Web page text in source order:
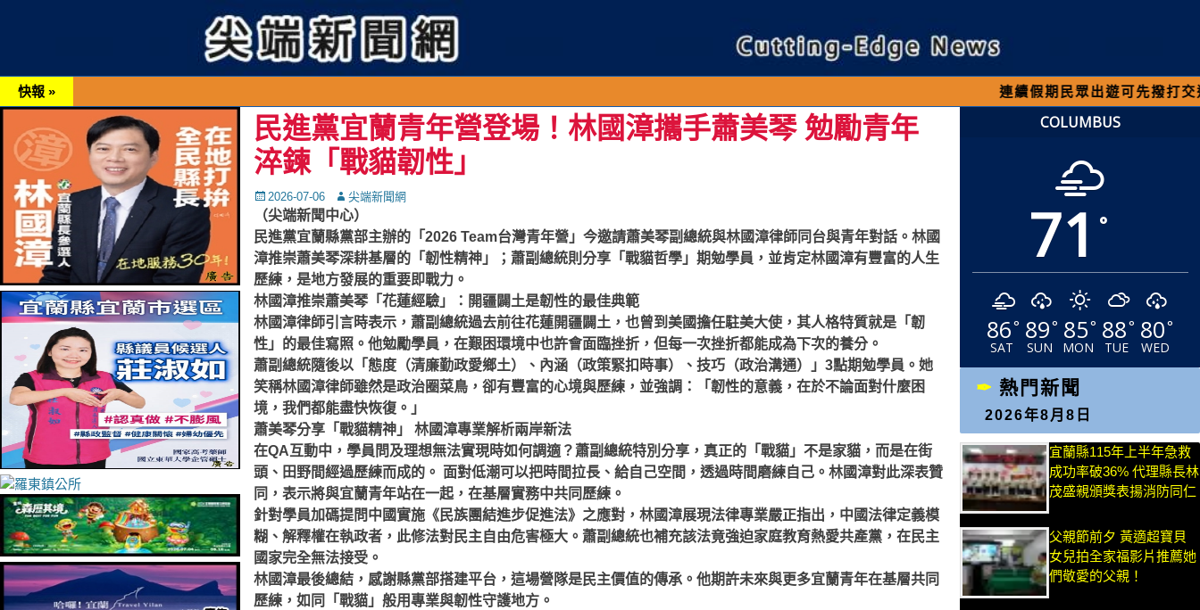
快報 » 連續假期民眾出遊可先撥打交通 「1968」
民進黨宜蘭青年營登場！林國漳攜手蕭美琴 勉勵青年
淬鍊「戰貓韌性」
Posted
on
2026-07-06 Autor尖端新聞網
（尖端新聞中心）
民進黨宜蘭縣黨部主辦的「2026 Team台灣青年營」今邀請蕭美琴副總統與林國漳律師同台與青年對話。林國
漳推崇蕭美琴深耕基層的「韌性精神」；蕭副總統則分享「戰貓哲學」期勉學員，並肯定林國漳有豐富的人生
歷練，是地方發展的重要即戰力。
林國漳推崇蕭美琴「花蓮經驗」：開疆闢土是韌性的最佳典範
林國漳律師引言時表示，蕭副總統過去前往花蓮開疆闢土，也曾到美國擔任駐美大使，其人格特質就是「韌
性」的最佳寫照。他勉勵學員，在艱困環境中也許會面臨挫折，但每一次挫折都能成為下次的養分。
蕭副總統隨後以「態度（清廉勤政愛鄉土）、內涵（政策緊扣時事）、技巧（政治溝通）」3點期勉學員。她
笑稱林國漳律師雖然是政治圈菜鳥，卻有豐富的心境與歷練，並強調：「韌性的意義，在於不論面對什麼困
境，我們都能盡快恢復。」
蕭美琴分享「戰貓精神」 林國漳專業解析兩岸新法
在QA互動中，學員問及理想無法實現時如何調適？蕭副總統特別分享，真正的「戰貓」不是家貓，而是在街
頭、田野間經過歷練而成的。 面對低潮可以把時間拉長、給自己空間，透過時間磨練自己。林國漳對此深表贊
同，表示將與宜蘭青年站在一起，在基層實務中共同歷練。
針對學員加碼提問中國實施《民族團結進步促進法》之應對，林國漳展現法律專業嚴正指出，中國法律定義模
糊、解釋權在執政者，此修法對民主自由危害極大。蕭副總統也補充該法竟強迫家庭教育熱愛共產黨，在民主
國家完全無法接受。
林國漳最後總結，感謝縣黨部搭建平台，這場營隊是民主價值的傳承。他期許未來與更多宜蘭青年在基層共同
歷練，如同「戰貓」般用專業與韌性守護地方。
COLUMBUS
71 °
86°
SAT
89°
SUN
85°
MON
88°
TUE
80°
WED
熱門新聞
2026年8月8日
宜蘭縣115年上半年急救
成功率破36% 代理縣長林
茂盛親頒獎表揚消防同仁
父親節前夕 黃適超寶貝
女兒拍全家福影片推薦她
們敬愛的父親！